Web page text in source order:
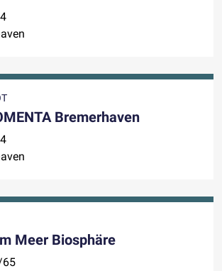
Bremerhaven
Meer Biosphäre
65